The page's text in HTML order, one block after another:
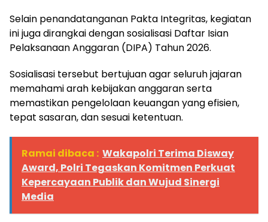
Selain penandatanganan Pakta Integritas, kegiatan
ini juga dirangkai dengan sosialisasi Daftar Isian
Pelaksanaan Anggaran (DIPA) Tahun 2026.
Sosialisasi tersebut bertujuan agar seluruh jajaran
memahami arah kebijakan anggaran serta
memastikan pengelolaan keuangan yang efisien,
tepat sasaran, dan sesuai ketentuan.
Ramai dibaca : Wakapolri Terima Disway
Award, Polri Tegaskan Komitmen Perkuat
Kepercayaan Publik dan Wujud Sinergi
Media